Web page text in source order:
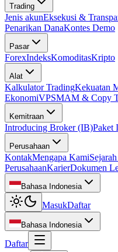
Trading
Jenis akunEksekusi &
Penarikan DanaKontes Demo
Pasar
ForexIndeksKomoditasKripto
Alat
Kalkulator TradingKekuatan
EkonomiVPSMAM & Copy
Kemitraan
Introducing Broker (IB)Paket
Perusahaan
KontakMengapa Kami
PerusahaanKarierDokumen
Bahasa Indonesia
MasukDaftar
Bahasa Indonesia
Daftar